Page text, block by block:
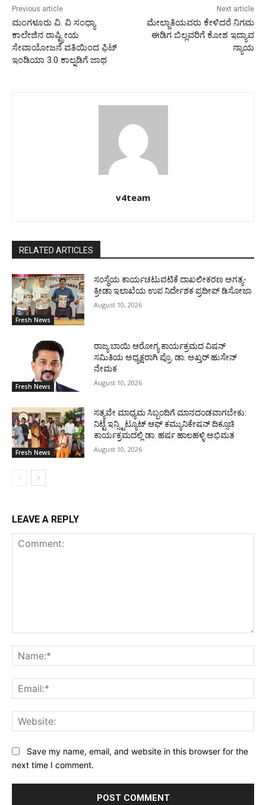
Previous article
ಮಂಗಳೂರು ವಿ. ವಿ ಸಂಧ್ಯಾ
ಕಾಲೇಜಿನ ರಾಷ್ಟ್ರೀಯ
ಸೇವಾಯೋಜನೆ ವತಿಯಿಂದ ಫಿಟ್
ಇಂಡಿಯಾ 3.0 ಕಾಲ್ನಡಿಗೆ ಜಾಥ
Next article
ಮೇಲ್ಜಾತಿಯವರು ಕೇಳಿದರೆ ನಿಗಮ
ಈಡಿಗ ಬಿಲ್ಲವರಿಗೆ ಕೋಶ ಇದ್ಯಾವ
ನ್ಯಾಯ
v4team
RELATED ARTICLES
Fresh News
ಸಂಸ್ಥೆಯ ಕಾರ್ಯಚಟುವಟಿಕೆ ದಾಖಲೀಕರಣ ಅಗತ್ಯ-
ಕ್ರೀಡಾ ಇಲಾಖೆಯ ಉಪ ನಿರ್ದೇಶಕ ಪ್ರದೀಪ್ ಡಿಸೋಜಾ
August 10, 2026
Fresh News
ರಾಜ್ಯ ಬಾಯಿ ಆರೋಗ್ಯ ಕಾರ್ಯಕ್ರಮದ ವಿಷನ್
ಸಮಿತಿಯ ಅಧ್ಯಕ್ಷರಾಗಿ ಪ್ರೊ. ಡಾ. ಅಖ್ತರ್ ಹುಸೇನ್
ನೇಮಕ
August 10, 2026
Fresh News
ಸತ್ಯವೇ ಮಾಧ್ಯಮ ಸಿಬ್ಬಂದಿಗೆ ಮಾನದಂಡವಾಗಬೇಕು:
ನಿಟ್ಟೆ ಇನ್ಸ್ಟಿಟ್ಯೂಟ್ ಆಫ್ ಕಮ್ಯುನಿಕೇಷನ್ ದಿಕ್ಸೂಚಿ
ಕಾರ್ಯಕ್ರಮದಲ್ಲಿ ಡಾ. ಹರ್ಷ ಹಾಲಹಳ್ಳಿ ಅಭಿಮತ
August 10, 2026
LEAVE A REPLY
Save my name, email, and website in this browser for the
next time I comment.